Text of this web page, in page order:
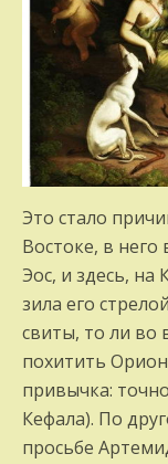
Это стало
Востоке, в него
Эос, и здесь,
зила его
свиты, то ли во
похитить
привычка:
Кефала). По
просьбе